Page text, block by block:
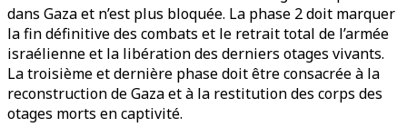
dans Gaza et n’est plus bloquée. La phase 2 doit marquer
la fin définitive des combats et le retrait total de l’armée
israélienne et la libération des derniers otages vivants.
La troisième et dernière phase doit être consacrée à la
reconstruction de Gaza et à la restitution des corps des
otages morts en captivité.